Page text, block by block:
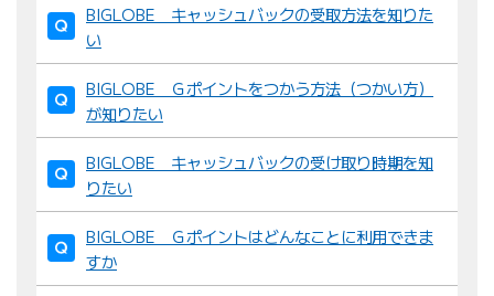
び
替
え
：
BIGLOBE キャッシュバックの受取方法を知りた
い
BIGLOBE Ｇポイントをつかう方法（つかい方）
が知りたい
BIGLOBE キャッシュバックの受け取り時期を知
りたい
BIGLOBE Ｇポイントはどんなことに利用できま
すか